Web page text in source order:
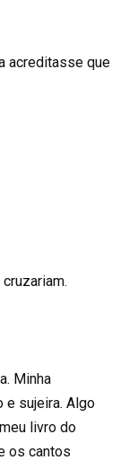
acreditasse que
Minha
e sujeira. Algo
livro do
os cantos